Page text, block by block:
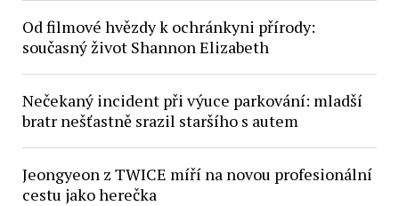
Od filmové hvězdy k ochránkyni přírody:
současný život Shannon Elizabeth
Nečekaný incident při výuce parkování: mladší
bratr nešťastně srazil staršího s autem
Jeongyeon z TWICE míří na novou profesionální
cestu jako herečka